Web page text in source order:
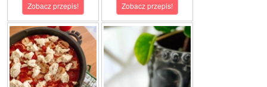
Zobacz przepis! Zobacz przepis!